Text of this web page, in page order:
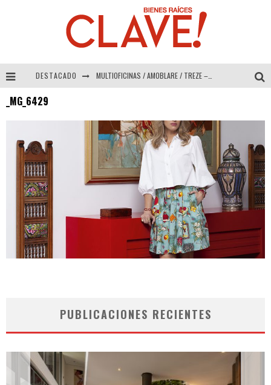
DESTACADO MULTIOFICINAS / AMOBLARE / TREZE – Especial Interiorismo & Decoración 2026
COLINEAL – Especial Interiorismo & Decoración 2026
_MG_6429
PUBLICACIONES RECIENTES